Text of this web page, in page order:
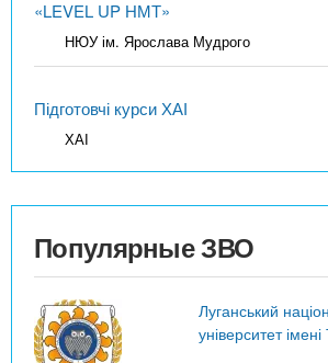
«LEVEL UP НМТ»
НЮУ ім. Ярослава Мудрого
Підготовчі курси ХАІ
ХАІ
Популярные ЗВО
Луганський
університет